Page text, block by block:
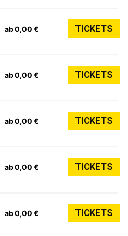
ab 0,00 € TICKETS
ab 0,00 € TICKETS
ab 0,00 € TICKETS
ab 0,00 € TICKETS
ab 0,00 € TICKETS